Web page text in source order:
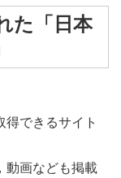
た「日本
できるサイト
動画なども掲載